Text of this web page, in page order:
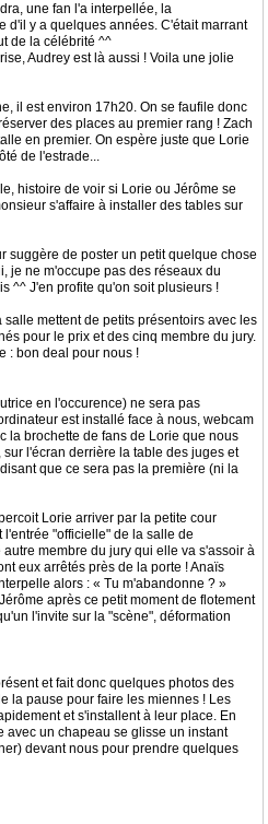
une fan l'a interpellée, la
d'il y a quelques années. C'était marrant
de la célébrité ^^
Audrey est là aussi ! Voila une jolie
il est environ 17h20. On se faufile donc
des places au premier rang ! Zach
en premier. On espère juste que Lorie
de l'estrade...
histoire de voir si Lorie ou Jérôme se
s'affaire à installer des tables sur
suggère de poster un petit quelque chose
je ne m'occupe pas des réseaux du
^^ J'en profite qu'on soit plusieurs !
mettent de petits présentoirs avec les
pour le prix et des cinq membre du jury.
: bon deal pour nous !
en l'occurence) ne sera pas
est installé face à nous, webcam
la brochette de fans de Lorie que nous
l'écran derrière la table des juges et
que ce sera pas la première (ni la
Lorie arriver par la petite cour
"officielle" de la salle de
membre du jury qui elle va s'assoir à
eux arrêtés près de la porte ! Anaïs
alors : « Tu m'abandonne ? »
après ce petit moment de flotement
l'invite sur la "scène", déformation
et fait donc quelques photos des
la pause pour faire les miennes ! Les
et s'installent à leur place. En
avec un chapeau se glisse un instant
devant nous pour prendre quelques